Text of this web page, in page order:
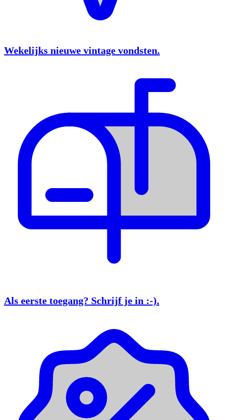
Wekelijks nieuwe vintage vondsten.
Als eerste toegang? Schrijf je in :-).